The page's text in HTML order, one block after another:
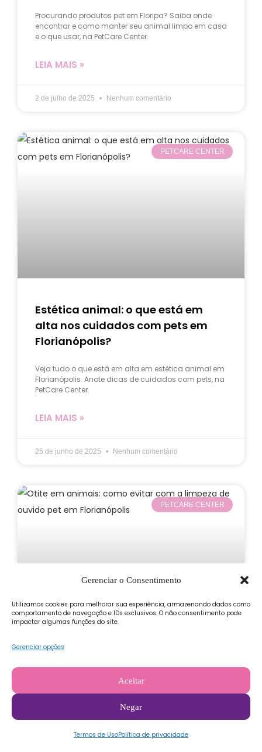
Gerenciar o Consentimento
Utilizamos cookies para melhorar sua experiência, armazenando dados como
comportamento de navegação e IDs exclusivos. O não consentimento pode
impactar algumas funções do site.
Gerenciar opções
Aceitar
Negar
Termos de UsoPolítica de privacidade
Procurando produtos pet em Floripa? Saiba onde
encontrar e como manter seu animal limpo em casa
e o que usar, na PetCare Center.
LEIA MAIS »
2 de julho de 2025 Nenhum comentário
PETCARE CENTER
Estética animal: o que está em
alta nos cuidados com pets em
Florianópolis?
Veja tudo o que está em alta em estética animal em
Florianópolis. Anote dicas de cuidados com pets, na
PetCare Center.
LEIA MAIS »
25 de junho de 2025 Nenhum comentário
PETCARE CENTER
com a limpeza de ouvido pet em
Florianópolis
Você sabia que pode evitar a otite em animais com
a limpeza de ouvido? Veja como cuidar do seu pet